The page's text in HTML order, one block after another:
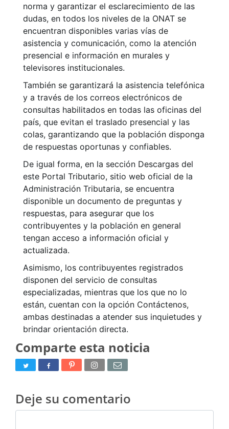
norma y garantizar el esclarecimiento de las
dudas, en todos los niveles de la ONAT se
encuentran disponibles varias vías de
asistencia y comunicación, como la atención
presencial e información en murales y
televisores institucionales.
También se garantizará la asistencia telefónica
y a través de los correos electrónicos de
consultas habilitados en todas las oficinas del
país, que evitan el traslado presencial y las
colas, garantizando que la población disponga
de respuestas oportunas y confiables.
De igual forma, en la sección Descargas del
este Portal Tributario, sitio web oficial de la
Administración Tributaria, se encuentra
disponible un documento de preguntas y
respuestas, para asegurar que los
contribuyentes y la población en general
tengan acceso a información oficial y
actualizada.
Asimismo, los contribuyentes registrados
disponen del servicio de consultas
especializadas, mientras que los que no lo
están, cuentan con la opción Contáctenos,
ambas destinadas a atender sus inquietudes y
brindar orientación directa.
Comparte esta noticia
Deje su comentario